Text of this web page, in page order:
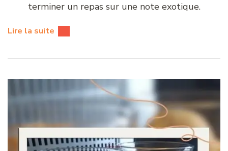
terminer un repas sur une note exotique.
Lire la suite